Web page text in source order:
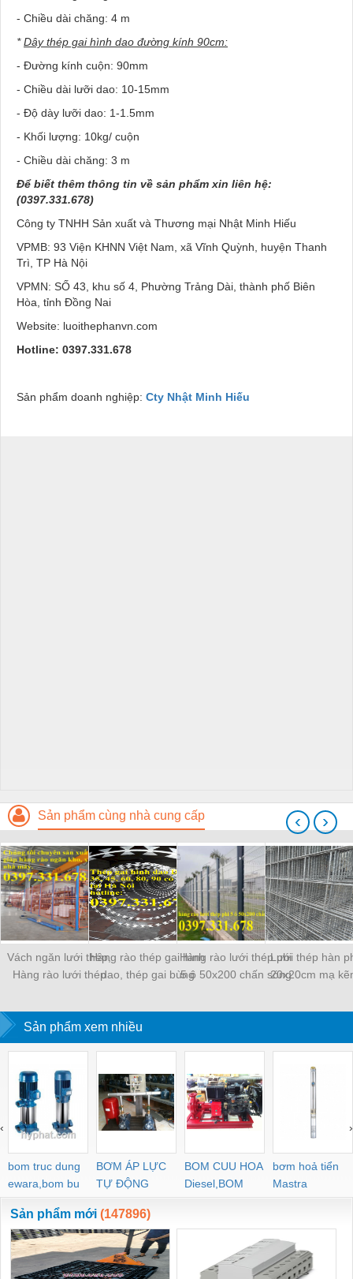
- Chiều dài chăng: 4 m
*Dây thép gai hình dao đường kính 90cm:
- Đường kính cuộn: 90mm
- Chiều dài lưỡi dao: 10-15mm
- Độ dày lưỡi dao: 1-1.5mm
- Khối lượng: 10kg/ cuộn
- Chiều dài chăng: 3 m
Để biết thêm thông tin về sản phẩm xin liên hệ:
(0397.331.678)
Công ty TNHH Sản xuất và Thương mại Nhật Minh Hiếu
VPMB: 93 Viện KHNN Việt Nam, xã Vĩnh Quỳnh, huyện Thanh
Trì, TP Hà Nội
VPMN: SỐ 43, khu số 4, Phường Trảng Dài, thành phố Biên
Hòa, tỉnh Đồng Nai
Website: luoithephanvn.com
Hotline: 0397.331.678
Sản phẩm doanh nghiệp: Cty Nhật Minh Hiếu
Sản phẩm cùng nhà cung cấp
Vách ngăn lưới thép,
Hàng rào lưới thép
ngăn xưởng
Hàng rào thép gai hình
dao, thép gai bùng
Hàng rào lưới thép phi
5 ô 50x200 chấn sóng
Lưới thép hàn
20x20cm mạ
‹ ›
Sản phẩm xem nhiều
bom truc dung
ewara,bom bu
ewara
BƠM ÁP LỰC
TỰ ĐỘNG
BOM CUU HOA
Diesel,BOM
CHUA CHAY
bơm hoả tiển
Mastra
‹ ›
Sản phẩm mới (147896)